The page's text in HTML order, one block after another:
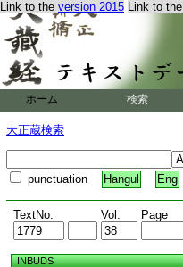
Link to the version 2015 Link to the
ホーム 検索
大正蔵検索
punctuation Hangul Eng
TextNo. Vol. Page
INBUDS